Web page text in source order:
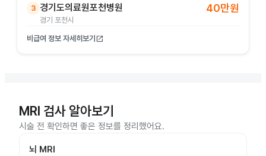
3 경기도의료원포천병원
경기 포천시
40만원
비급여 정보 자세히보기 open_in_new
MRI 검사 알아보기
시술 전 확인하면 좋은 정보를 정리했어요.
뇌 MRI